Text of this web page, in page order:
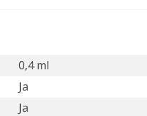
0,4 ml
Ja
Ja